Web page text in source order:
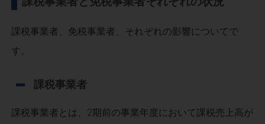
課税事業者、免税事業者、それぞれの影響についてで
す。
課税事業者
課税事業者とは、2期前の事業年度において課税売上高が